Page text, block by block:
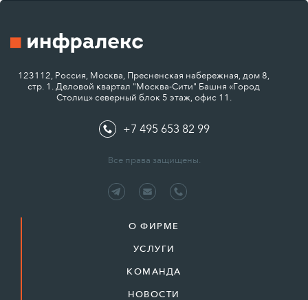
123112, Россия, Москва, Пресненская набережная, дом 8,
стр. 1. Деловой квартал "Москва-Сити" Башня «Город
Столиц» северный блок 5 этаж, офис 11.
+7 495 653 82 99
Все права защищены.
О ФИРМЕ
УСЛУГИ
КОМАНДА
НОВОСТИ